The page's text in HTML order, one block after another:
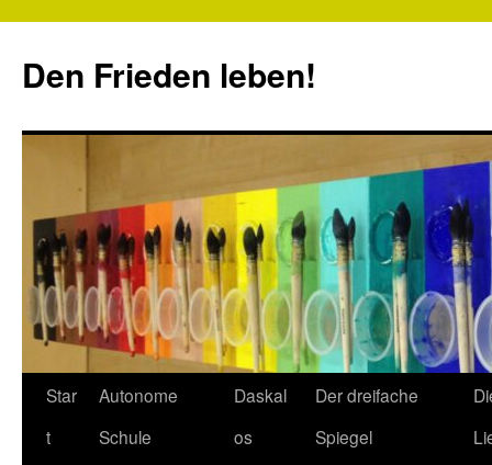
springen
Den Frieden leben!
Star
t
Autonome
Schule
Daskal
os
Der dreifache
Spiegel